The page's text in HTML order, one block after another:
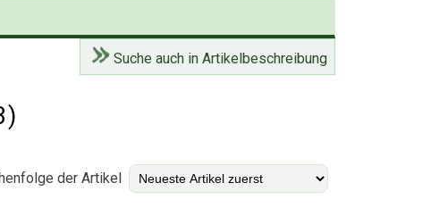
Suche auch in Artikelbeschreibung
der Artikel